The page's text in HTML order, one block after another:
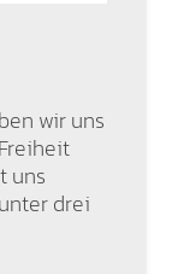
wir uns
uns
drei